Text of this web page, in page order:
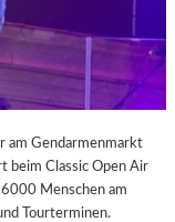
am Gendarmenmarkt
beim Classic Open Air
Menschen am
Tourterminen.